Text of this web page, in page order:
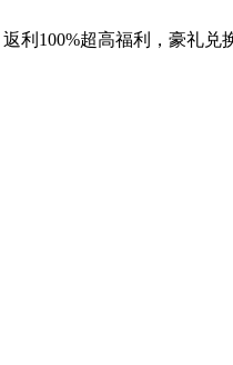
利100%超高福利，豪礼